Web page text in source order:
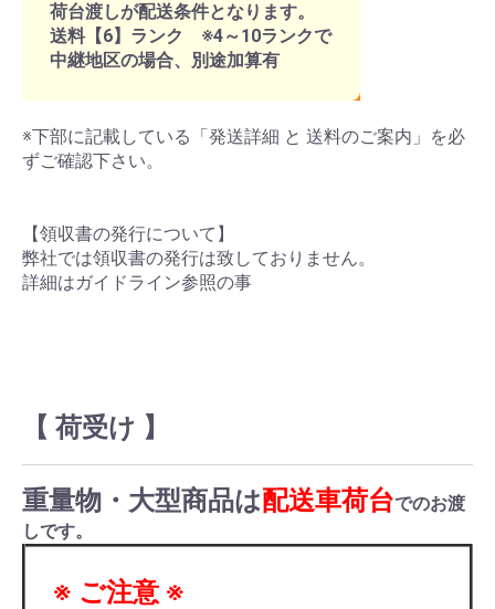
荷台渡しが配送条件となります。
送料【6】ランク ※4～10ランクで
中継地区の場合、別途加算有
※下部に記載している「発送詳細 と 送料のご案内」を必
ずご確認下さい。
【領収書の発行について】
弊社では領収書の発行は致しておりません。
詳細はガイドライン参照の事
【 荷受け 】
重量物・大型商品は配送車荷台でのお渡
しです。
※ ご注意 ※